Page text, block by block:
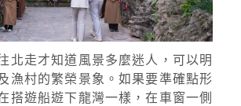
北走才知道風景多麼迷人，可以明
漁村的繁榮景象。如果要準確點形
搭遊船遊下龍灣一樣，在車窗一側